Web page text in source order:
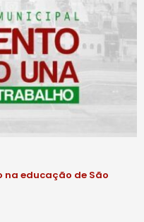
educação de São